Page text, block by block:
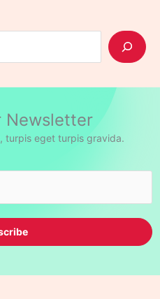
Newsletter
turpis eget turpis gravida.